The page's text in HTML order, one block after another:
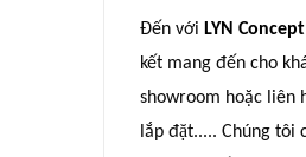
Đến với LYN Concept
kết mang đến cho
showroom hoặc liên
lắp đặt..... Chúng tôi